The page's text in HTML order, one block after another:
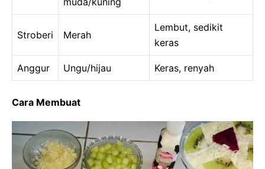
Stroberi Merah
Lembut, sedikit
keras
Anggur Ungu/hijau Keras, renyah
Cara Membuat